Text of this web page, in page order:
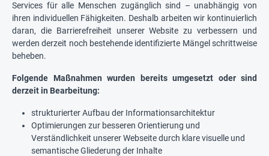
Services für alle Menschen zugänglich sind – unabhängig von
ihren individuellen Fähigkeiten. Deshalb arbeiten wir kontinuierlich
daran, die Barrierefreiheit unserer Website zu verbessern und
werden derzeit noch bestehende identifizierte Mängel schrittweise
beheben.
Folgende Maßnahmen wurden bereits umgesetzt oder sind
derzeit in Bearbeitung:
strukturierter Aufbau der Informationsarchitektur
Optimierungen zur besseren Orientierung und
Verständlichkeit unserer Webseite durch klare visuelle und
semantische Gliederung der Inhalte